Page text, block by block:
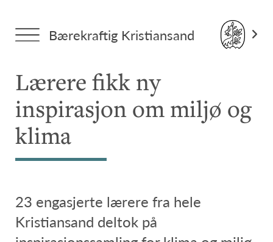
Bærekraftig Kristiansand
> Lærere fikk ny inspirasjon
om miljø og klima
Lærere fikk ny
inspirasjon om miljø og
klima
23 engasjerte lærere fra hele
Kristiansand deltok på